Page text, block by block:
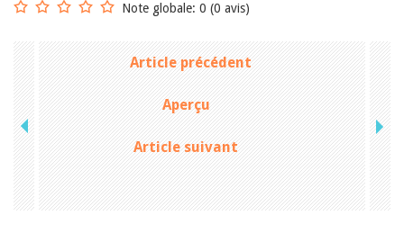
Note globale: 0 (0 avis)
Article précédent
Aperçu
Article suivant